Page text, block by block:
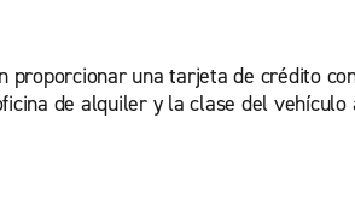
una tarjeta de crédito
de alquiler y la clase del vehículo